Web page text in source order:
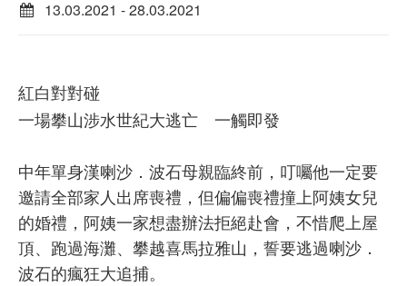
13.03.2021 - 28.03.2021
紅白對對碰
一場攀山涉水世紀大逃亡 一觸即發
中年單身漢喇沙．波石母親臨終前，叮囑他一定要
邀請全部家人出席喪禮，但偏偏喪禮撞上阿姨女兒
的婚禮，阿姨一家想盡辦法拒絕赴會，不惜爬上屋
頂、跑過海灘、攀越喜馬拉雅山，誓要逃過喇沙．
波石的瘋狂大追捕。